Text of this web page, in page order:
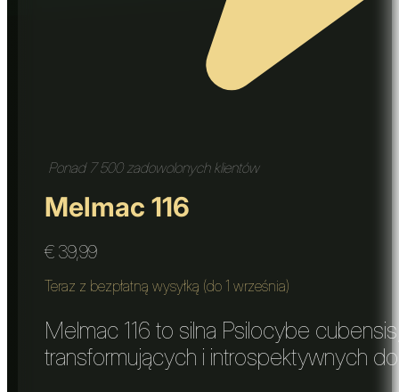
Ponad 7 500 zadowolonych klientów
Melmac 116
€ 39,99
Teraz z bezpłatną wysyłką (do 1 września)
Melmac 116 to silna Psilocybe
transformujących i introspektywnych